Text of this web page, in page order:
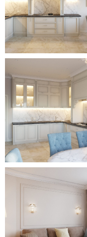
В одном
зона для
ванны.